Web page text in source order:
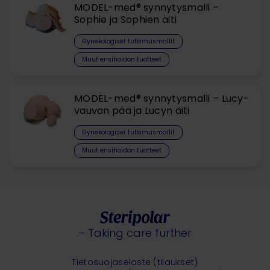
MODEL-med® synnytysmalli –
Sophie ja Sophien äiti
Gynekologiset tutkimusmallit
Muut ensihoidon tuotteet
MODEL-med® synnytysmalli – Lucy-
vauvan pää ja Lucyn äiti
Gynekologiset tutkimusmallit
Muut ensihoidon tuotteet
– Taking care further
Tietosuojaseloste (tilaukset)